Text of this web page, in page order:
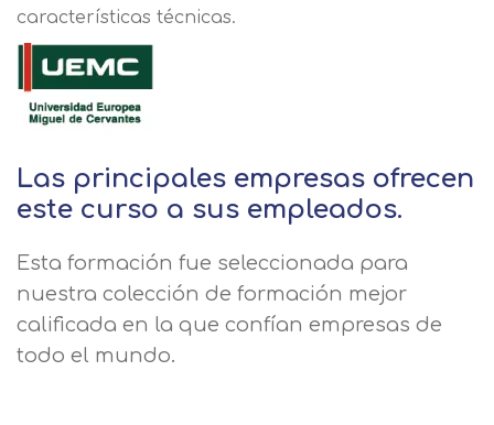
características técnicas.
Las principales empresas ofrecen
este curso a sus empleados.
Esta formación fue seleccionada para
nuestra colección de formación mejor
calificada en la que confían empresas de
todo el mundo.